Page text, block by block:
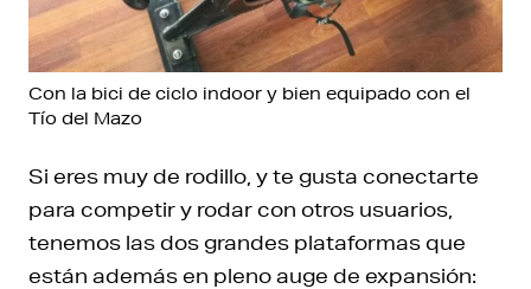
Con la bici de ciclo indoor y bien equipado con el
Tío del Mazo
Si eres muy de rodillo, y te gusta conectarte
para competir y rodar con otros usuarios,
tenemos las dos grandes plataformas que
están además en pleno auge de expansión: